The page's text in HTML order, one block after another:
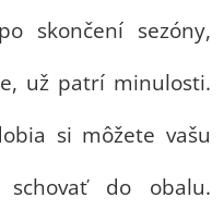
skončení sezóny,
už patrí minulosti.
si môžete vašu
schovať do obalu.